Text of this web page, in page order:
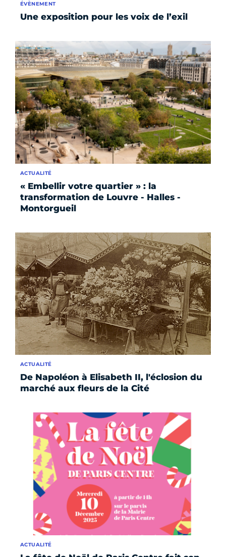
Une exposition pour les voix de l’exil
ÉVÈNEMENT
« Embellir votre quartier » : la
transformation de Louvre - Halles -
Montorgueil
ACTUALITÉ
De Napoléon à Elisabeth II, l'éclosion du
marché aux fleurs de la Cité
ACTUALITÉ
ACTUALITÉ